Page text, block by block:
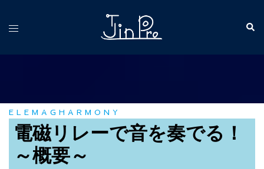
ト
ュ
ー
検
索
ELEMAGHARMONY
電磁リレーで音を奏でる！
～概要～